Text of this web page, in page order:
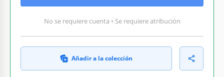
No se requiere cuenta • Se requiere atribución
Añadir a la colección